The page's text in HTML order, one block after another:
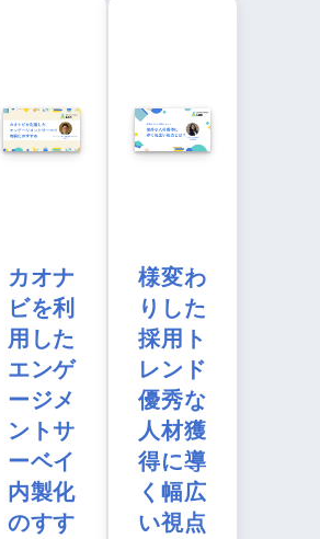
カオナ
ビを利
用した
エンゲ
ージメ
ントサ
ーベイ
内製化
のすす
様変わ
りした
採用ト
レンド
優秀な
人材獲
得に導
く幅広
い視点